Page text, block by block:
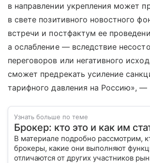
в направлении укрепления может
в свете позитивного новостного
встречи и постфактум ее
а ослабление — вследствие
переговоров или негативного
сможет предрекать усиление
тарифного давления на Россию», —
Узнать больше по теме
Брокер: кто это и как им
В материале подробно рассмотрим,
брокеры, какие они выполняют
отличаются от других участников